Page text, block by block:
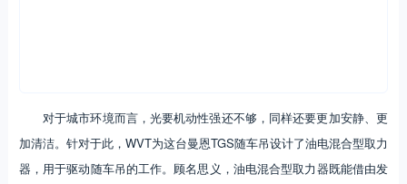
对于城市环境而言，光要机动性强还不够，同样还要更加安静、更
加清洁。针对于此，WVT为这台曼恩TGS随车吊设计了油电混合型取力
器，用于驱动随车吊的工作。顾名思义，油电混合型取力器既能借由发